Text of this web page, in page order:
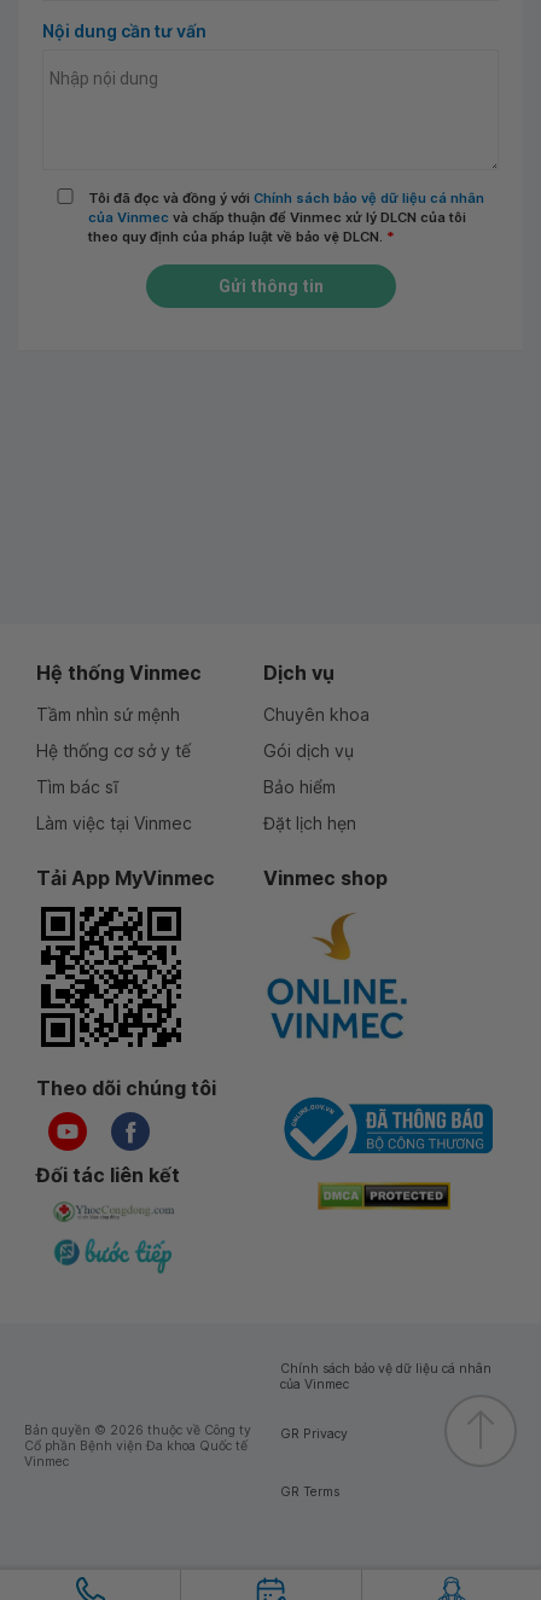
Nội dung cần tư vấn
Tôi đã đọc và đồng ý với Chính sách bảo vệ dữ liệu cá nhân
của Vinmec và chấp thuận để Vinmec xử lý DLCN của tôi
theo quy định của pháp luật về bảo vệ DLCN. *
Gửi thông tin
Hệ thống Vinmec
Tầm nhìn sứ mệnh
Hệ thống cơ sở y tế
Tìm bác sĩ
Làm việc tại Vinmec
Dịch vụ
Chuyên khoa
Gói dịch vụ
Bảo hiểm
Đặt lịch hẹn
Tải App MyVinmec Vinmec shop
Theo dõi chúng tôi
Đối tác liên kết
Bản quyền © 2026 thuộc về Công ty
Cổ phần Bệnh viện Đa khoa Quốc tế
Vinmec
Chính sách bảo vệ dữ liệu cá nhân
của Vinmec
GR Privacy
GR Terms